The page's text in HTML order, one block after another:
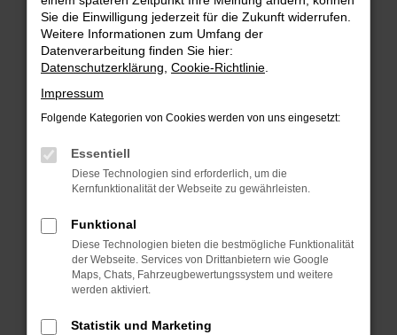
Überprüfe deine Firewall und deine
Internetverbindung.
Laden andere Webseiten, zum Beispiel deine
Suchmaschine?
Prüfe deine Browsererweiterungen.
können das Laden bestimmter Seiten
verhindern. Funktioniert die Seite in einem
anderen Browser oder in einem privaten
Starte dein Gerät neu.
Das kann manchmal helfen, vorübergehende
Probleme zu beheben.
Betriebssystem auf dem neuesten Stand
Sie die Einwilligung jederzeit für die Zukunft widerrufen.
Weitere Informationen zum Umfang der
Datenverarbeitung finden Sie hier:
Datenschutzerklärung Cookie-Richtlinie
Impressum
Folgende Kategorien von Cookies werden von uns eingesetzt:
Essentiell
Diese Technologien sind erforderlich, um die
Kernfunktionalität der Webseite zu gewährleisten.
Funktional
Diese Technologien bieten die bestmögliche Funktionalität
der Webseite. Services von Drittanbietern wie Google
Maps, Chats, Fahrzeugbewertungssystem und weitere
werden aktiviert.
Statistik und Marketing